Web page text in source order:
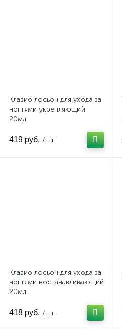
Клавио лосьон для ухода за
ногтями укрепляющий
20мл
419 руб. /шт
Клавио лосьон для ухода за
ногтями востанавливающий
20мл
418 руб. /шт